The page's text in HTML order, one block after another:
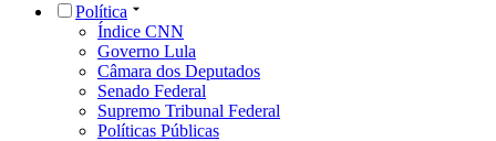
Política
Índice CNN
Governo Lula
Câmara dos Deputados
Senado Federal
Supremo Tribunal Federal
Políticas Públicas